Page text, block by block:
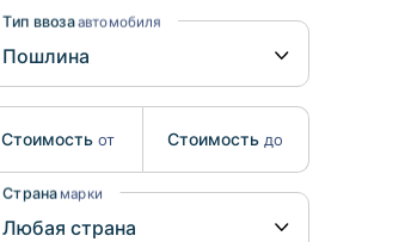
Mitsubishi
Isuzu
Hino
Тип ввозаавтомобиля
Стоимость от Стоимость до
Страна марки